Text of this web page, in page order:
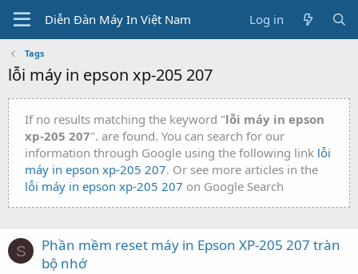
Diễn Đàn Máy In Việt Nam Log in
Tags
lỗi máy in epson xp-205 207
If no results matching the keyword "lỗi máy in epson
xp-205 207". are found. You can search for our
information through Google using the following link lỗi
máy in epson xp-205 207. Or see more articles in the
lỗi máy in epson xp-205 207 on Google Search
S
Phần mềm reset máy in Epson XP-205 207 tràn
bộ nhớ